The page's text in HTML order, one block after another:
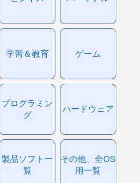
学習＆教育 ゲーム
プログラミン
グ
ハードウェア
製品ソフト一
覧
その他、全OS
用一覧